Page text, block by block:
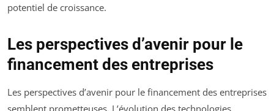
potentiel de croissance.
Les perspectives d’avenir pour le
financement des entreprises
Les perspectives d’avenir pour le financement des entreprises
semblent prometteuses. L’évolution des technologies